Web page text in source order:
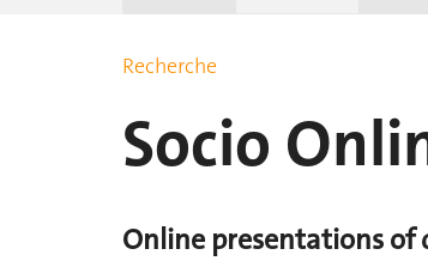
Recherche
Socio
Online presentations of